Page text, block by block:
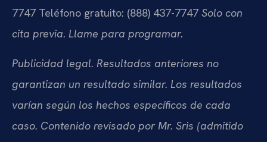
7747 Teléfono gratuito: (888) 437-7747 Solo con
cita previa. Llame para programar.
Publicidad legal. Resultados anteriores no
garantizan un resultado similar. Los resultados
varían según los hechos específicos de cada
caso. Contenido revisado por Mr. Sris (admitido